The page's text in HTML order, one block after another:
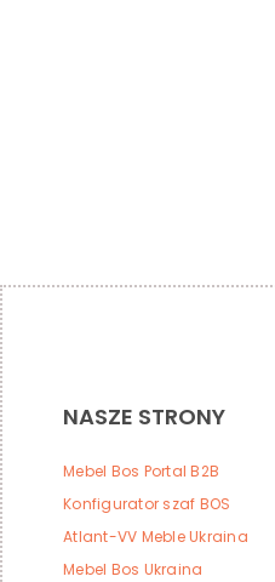
NASZE STRONY
Mebel Bos Portal B2B
Konfigurator szaf BOS
Atlant-VV Meble Ukraina
Mebel Bos Ukraina